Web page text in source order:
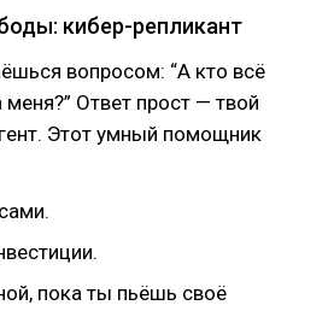
кибер-репликант
вопросом: “А кто всё
меня?” Ответ прост — твой
Этот умный помощник
пока ты пьёшь своё